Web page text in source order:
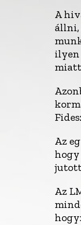
A
állni,
ilyen
Az
hogy
Az
hogy: